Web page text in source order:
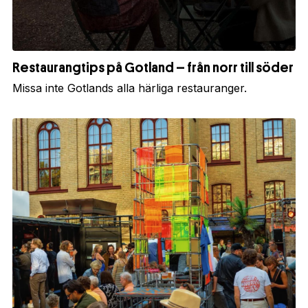
Restaurangtips på Gotland – från norr till söder
Missa inte Gotlands alla härliga restauranger.